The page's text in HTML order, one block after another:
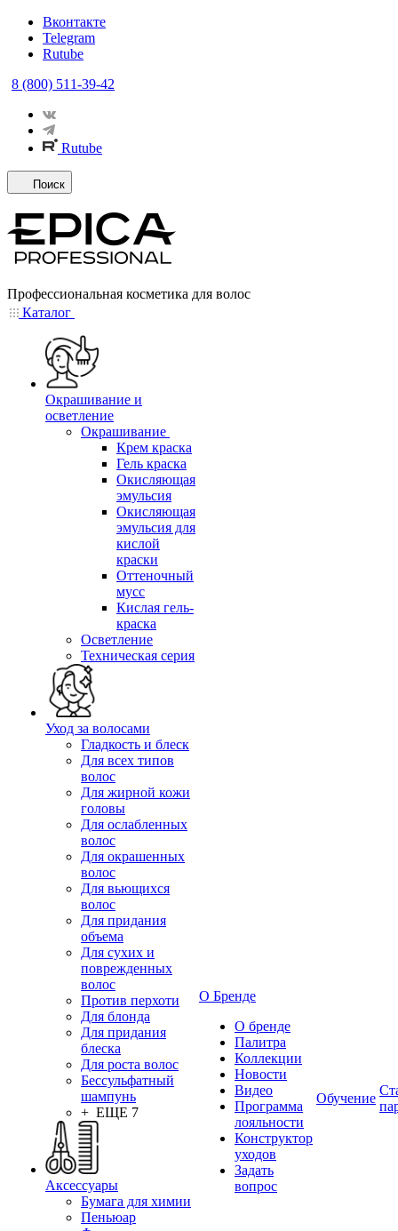
Вконтакте
Telegram
Rutube
8 (800) 511-39-42
Rutube
Поиск
Профессиональная косметика для волос
Каталог
Окрашивание и
осветление
Окрашивание
Крем краска
Гель краска
Окисляющая
эмульсия
Окисляющая
эмульсия для
кислой
краски
Оттеночный
мусс
Кислая гель-
краска
Осветление
Техническая серия
Уход за волосами
Гладкость и блеск
Для всех типов
волос
Для жирной кожи
головы
Для ослабленных
волос
Для окрашенных
волос
Для вьющихся
волос
Для придания
объема
Для сухих и
поврежденных
волос
Против перхоти
Для блонда
Для придания
блеска
Для роста волос
Бессульфатный
шампунь
+ ЕЩЕ 7
Аксессуары
Бумага для химии
Пеньюар
О Бренде
О бренде
Палитра
Коллекции
Новости
Видео
Программа
лояльности
Конструктор
уходов
Задать
вопрос
Обучение